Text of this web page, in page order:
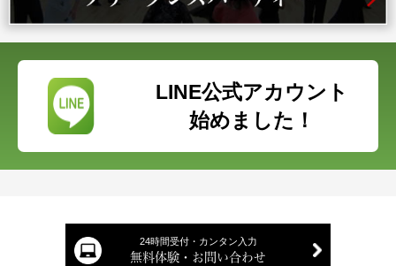
LINE公式アカウント
始めました！
24時間受付・カンタン入力
無料体験・お問い合わせ